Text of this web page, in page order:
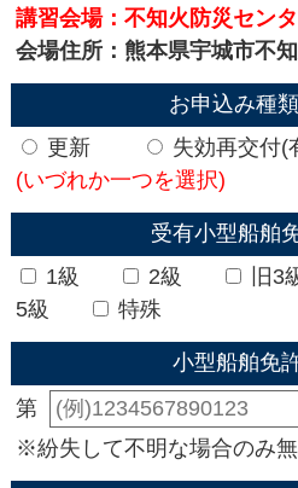
講習会場：不知火防災セン
会場住所：熊本県宇城市不
お申込み種類
更新
失効再交付(
(いづれか一つを選択)
受有小型船舶
1級
2級 旧3
5級
特殊
小型船舶免
第
※紛失して不明な場合のみ無